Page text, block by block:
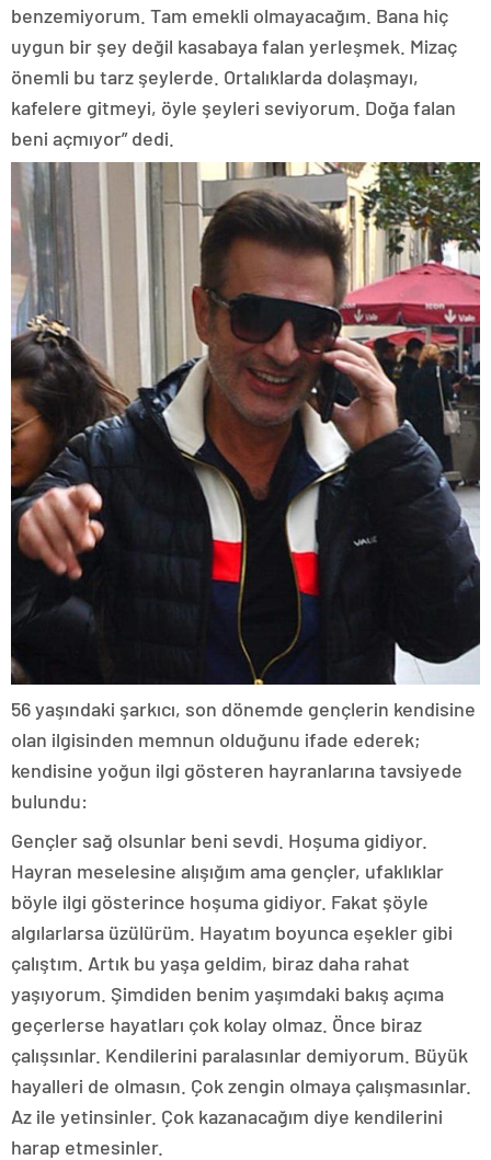
benzemiyorum. Tam emekli olmayacağım. Bana hiç
uygun bir şey değil kasabaya falan yerleşmek. Mizaç
önemli bu tarz şeylerde. Ortalıklarda dolaşmayı,
kafelere gitmeyi, öyle şeyleri seviyorum. Doğa falan
beni açmıyor” dedi.
56 yaşındaki şarkıcı, son dönemde gençlerin kendisine
olan ilgisinden memnun olduğunu ifade ederek;
kendisine yoğun ilgi gösteren hayranlarına tavsiyede
bulundu:
Gençler sağ olsunlar beni sevdi. Hoşuma gidiyor.
Hayran meselesine alışığım ama gençler, ufaklıklar
böyle ilgi gösterince hoşuma gidiyor. Fakat şöyle
algılarlarsa üzülürüm. Hayatım boyunca eşekler gibi
çalıştım. Artık bu yaşa geldim, biraz daha rahat
yaşıyorum. Şimdiden benim yaşımdaki bakış açıma
geçerlerse hayatları çok kolay olmaz. Önce biraz
çalışsınlar. Kendilerini paralasınlar demiyorum. Büyük
hayalleri de olmasın. Çok zengin olmaya çalışmasınlar.
Az ile yetinsinler. Çok kazanacağım diye kendilerini
harap etmesinler.